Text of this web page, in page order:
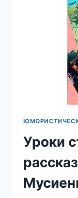
Уроки